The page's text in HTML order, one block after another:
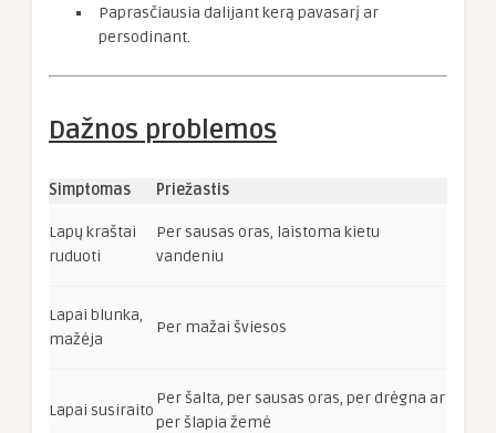
Paprasčiausia dalijant kerą pavasarį ar
persodinant.
Dažnos problemos
Simptomas Priežastis
Lapų kraštai
ruduoti
Per sausas oras, laistoma kietu
vandeniu
Lapai blunka,
mažėja
Per mažai šviesos
Lapai susiraito
Per šalta, per sausas oras, per drėgna ar
per šlapia žemė